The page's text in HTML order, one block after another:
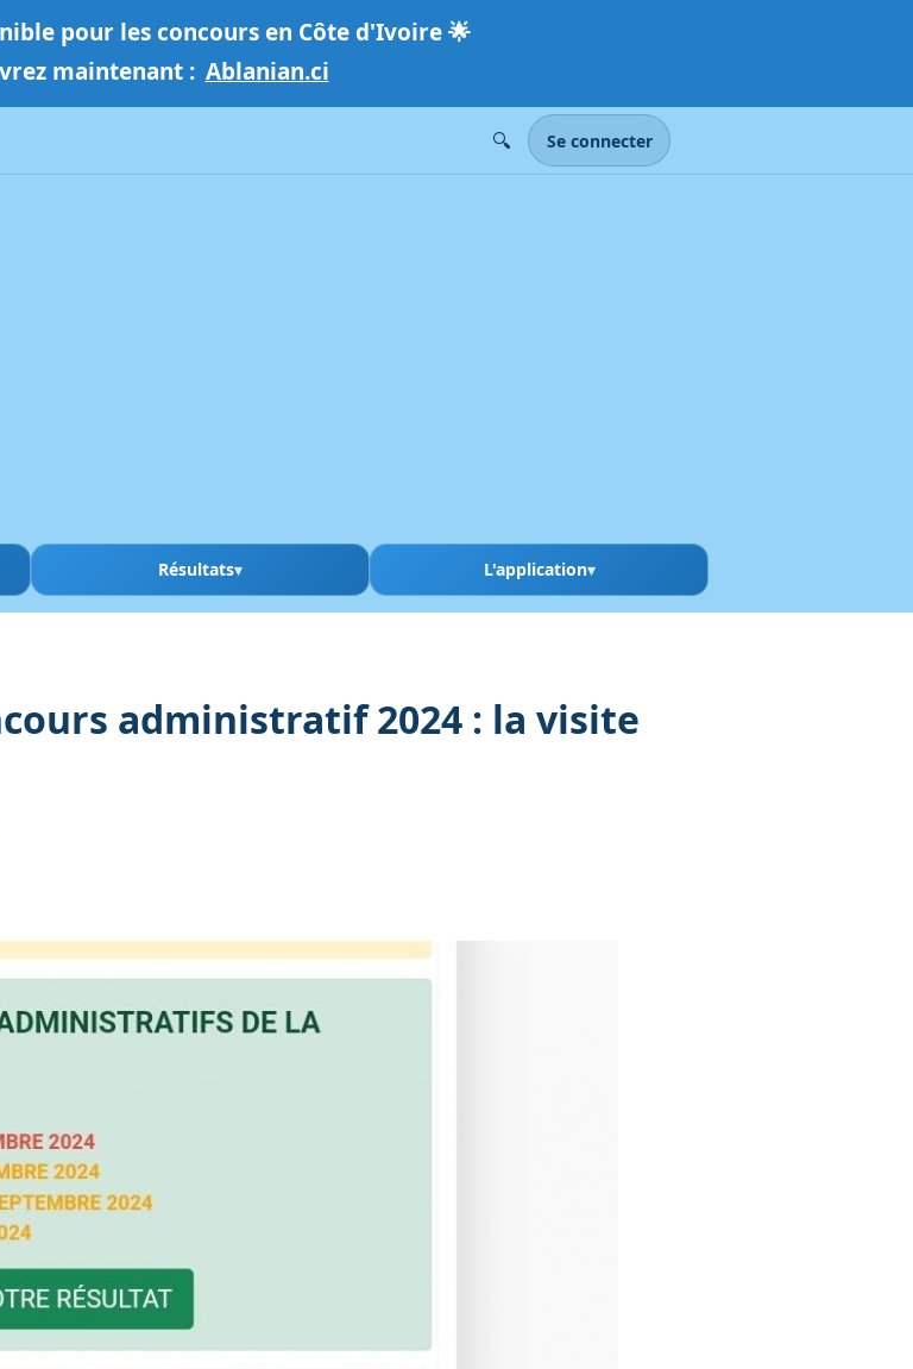
pour les concours en Côte d'Ivoire🌟
maintenant : Ablanian.ci
🔍 Se connecter
Résultats L'application
administratif 2024 : la visite